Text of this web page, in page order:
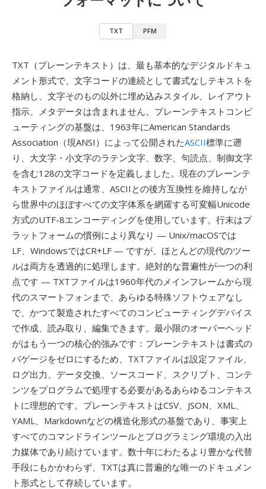
TXT PFM
TXT（プレーンテキスト）は、最も基本的なデジタルドキュ
メント形式で、文字コードの連続として書式なしテキストを
格納し、文字そのもの以外に埋め込みスタイル、レイアウト
指示、メタデータは含まれません。プレーンテキストコンピ
ューティングの基盤は、1963年にAmerican Standards
Association（現ANSI）によって公開されたASCII標準に遡
り、大文字・小文字のラテン文字、数字、句読点、制御文字
を含む128の文字コードを定義しました。現在のプレーンテ
キストファイルは通常、ASCIIとの後方互換性を維持しなが
ら世界中のほぼすべての文字体系を網羅する可変幅Unicode
方式のUTF-8エンコーディングを使用しています。行末はプ
ラットフォームの慣例により異なり — Unix/macOSでは
LF、WindowsではCR+LF — ですが、ほとんどの現代のツー
ルは両方を透過的に処理します。絶対的な普遍性が一つの利
点です — TXTファイルは1960年代のメインフレームから現
代のスマートフォンまで、あらゆる特殊ソフトウェアなし
で、かつて製造されたすべてのコンピューティングデバイス
で作成、読み取り、編集できます。最小限のオーバーヘッド
がはもう一つの核心的強みです：プレーンテキストは書式の
バゲージをゼロにするため、TXTファイルは設定ファイル、
ログ出力、データ交換、ソースコード、スクリプト、コンテ
ンツをプログラムで処理する必要があるあらゆるコンテキス
トに理想的です。プレーンテキストはCSV、JSON、XML、
YAML、Markdownなどの構造化形式の基盤であり、事実上
すべてのコマンドラインツールとプログラミング環境の入出
力媒体であり続けています。数十年にわたるより豊かな代替
手段にもかかわらず、TXTは真に普遍的な唯一のドキュメン
ト形式として存続しています。